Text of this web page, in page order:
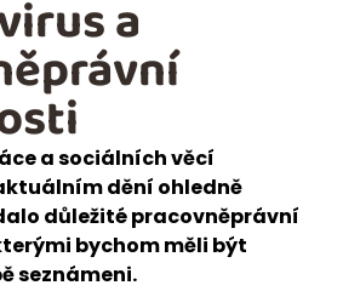
a sociálních věcí
dění ohledně
důležité pracovněprávní
bychom měli být
seznámeni.
a